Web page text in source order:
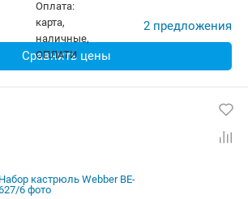
2 предложения
Сравнить цены